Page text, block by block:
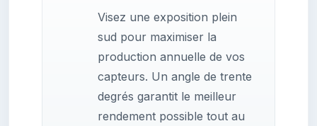
Visez une exposition plein
sud pour maximiser la
production annuelle de vos
capteurs. Un angle de trente
degrés garantit le meilleur
rendement possible tout au